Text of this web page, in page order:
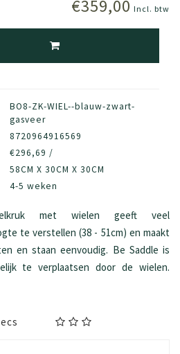
€359,00 Incl. btw
BO8-ZK-WIEL--blauw-zwart-
gasveer
8720964916569
€296,69 /
58CM X 30CM X 30CM
4-5 weken
met wielen geeft veel
te verstellen (38 - 51cm) en maakt
en staan eenvoudig. Be Saddle is
te verplaatsen door de wielen.